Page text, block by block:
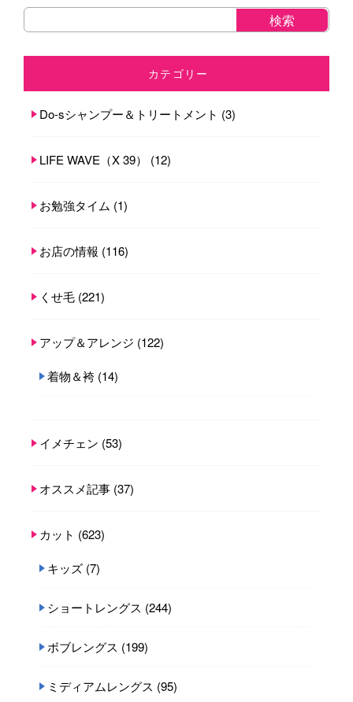
カテゴリー
Do-sシャンプー＆トリートメント (3)
LIFE WAVE（X 39） (12)
お勉強タイム (1)
お店の情報 (116)
くせ毛 (221)
アップ＆アレンジ (122)
着物＆袴 (14)
イメチェン (53)
オススメ記事 (37)
カット (623)
キッズ (7)
ショートレングス (244)
ボブレングス (199)
ミディアムレングス (95)